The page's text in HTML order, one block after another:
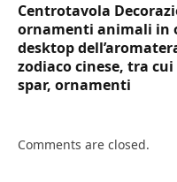
Centrotavola
ornamenti animali in
desktop
zodiaco cinese, tra
spar, ornamenti
Comments are closed.